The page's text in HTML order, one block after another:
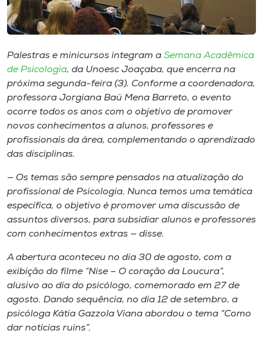
Museu
Unoesc
Store
Selecione
Palestras e minicursos integram a Semana Acadêmica
de Psicologia, da Unoesc Joaçaba, que encerra na
próxima segunda-feira (3). Conforme a coordenadora,
professora Jorgiana Baú Mena Barreto, o evento
ocorre todos os anos com o objetivo de promover
novos conhecimentos a alunos, professores e
profissionais da área, complementando o aprendizado
das disciplinas.
— Os temas são sempre pensados na atualização do
profissional de Psicologia. Nunca temos uma temática
específica, o objetivo é promover uma discussão de
assuntos diversos, para subsidiar alunos e professores
com conhecimentos extras — disse.
A abertura aconteceu no dia 30 de agosto, com a
exibição do filme “Nise – O coração da Loucura”,
alusivo ao dia do psicólogo, comemorado em 27 de
agosto. Dando sequência, no dia 12 de setembro, a
psicóloga Kátia Gazzola Viana abordou o tema “Como
dar notícias ruins”.